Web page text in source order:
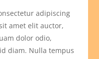
adipiscing
amet elit auctor,
dolor odio,
diam. Nulla tempus